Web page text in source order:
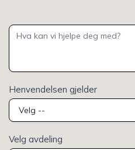
Henvendelsen gjelder
Velg avdeling